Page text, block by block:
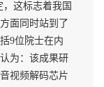
这标志着我国
面同时站到了
9位院士在内
为：该成果研
视频解码芯片